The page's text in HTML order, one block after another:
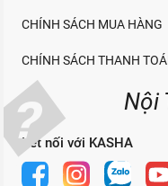
CHÍNH SÁCH MUA HÀNG
CHÍNH SÁCH THANH
Nội
Kết nối với KASHA